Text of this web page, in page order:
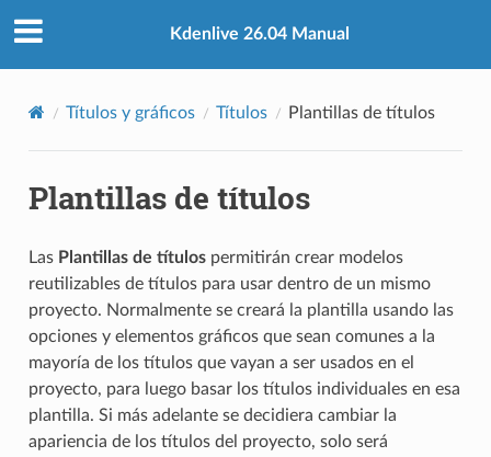
Kdenlive 26.04 Manual
Títulos y gráficos Títulos Plantillas de títulos
Plantillas de títulos
Las Plantillas de títulospermitirán crear modelos
reutilizables de títulos para usar dentro de un mismo
proyecto. Normalmente se creará la plantilla usando las
opciones y elementos gráficos que sean comunes a la
mayoría de los títulos que vayan a ser usados en el
proyecto, para luego basar los títulos individuales en esa
plantilla. Si más adelante se decidiera cambiar la
apariencia de los títulos del proyecto, solo será